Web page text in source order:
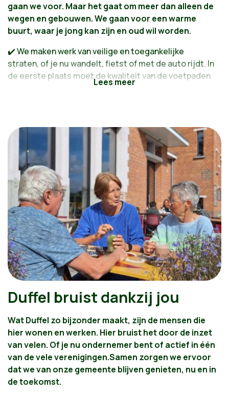
gaan we voor. Maar het gaat om meer dan alleen de
wegen en gebouwen. We gaan voor een warme
buurt, waar je jong kan zijn en oud wil worden.
✔️ We maken werk van veilige en toegankelijke
straten, of je nu wandelt, fietst of met de auto rijdt. In
de eerste plaats moet de kwaliteit van de voetpaden
omhoog. En de problemen op en aan de brug pakken
zorgen voor voldoende betaalbare woningen, met
aandacht voor het behoud van open ruimtes en
groene zones.
✔️ Jouw zorg dichtbij. We verbeteren de
samenwerking tussen (tand)artsen, kinesisten,
psychologen en andere medische deskundigen. Zo
word jij sneller en beter geholpen.
Duffel bruist dankzij jou
Wat Duffel zo bijzonder maakt, zijn de mensen die
hier wonen en werken. Hier bruist het door de inzet
van velen. Of je nu ondernemer bent of actief in één
van de vele verenigingen.Samen zorgen we ervoor
dat we van onze gemeente blijven genieten, nu en in
de toekomst.